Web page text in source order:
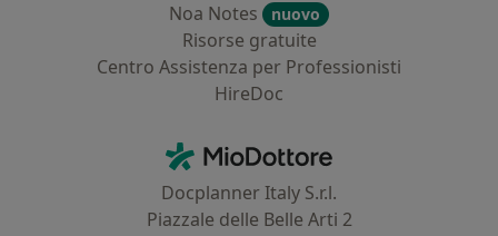
Noa Notes
nuovo
Risorse gratuite
Centro Assistenza per Professionisti
HireDoc
MioDottore - Homepage
Docplanner Italy S.r.l.
Piazzale delle Belle Arti 2